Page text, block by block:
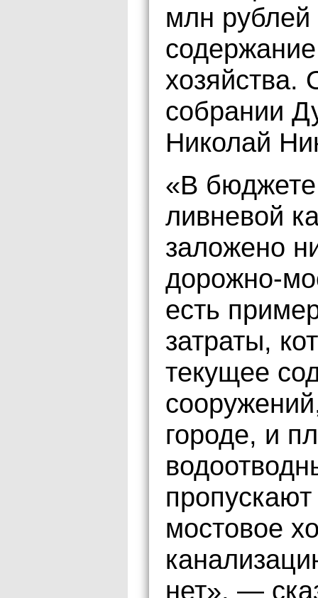
млн рублей
хозяйства.
собрании
Николай
«В
ливневой
заложено
дорожно-
есть
затраты,
текущее
городе, и
пропускают
мостовое
нет», —